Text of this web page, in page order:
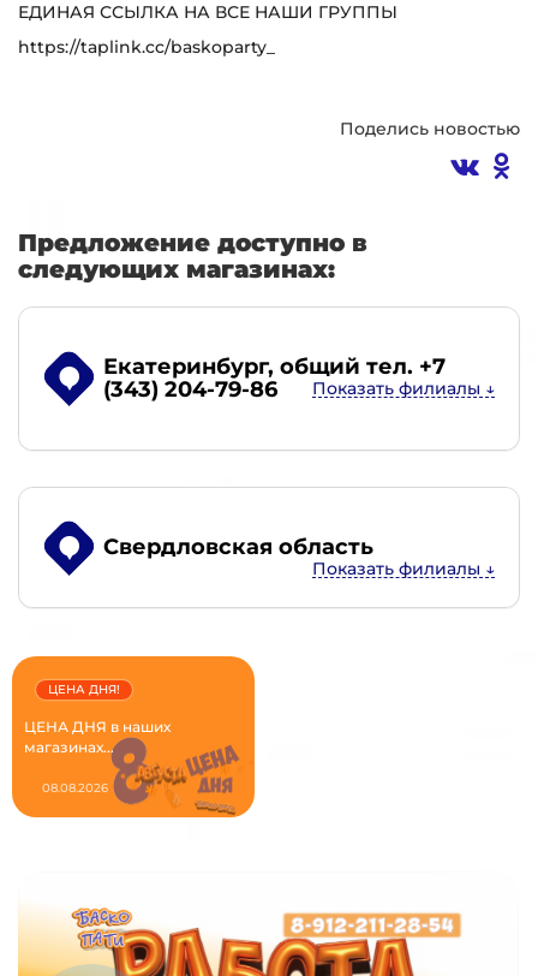
ЕДИНАЯ ССЫЛКА НА ВСЕ НАШИ ГРУППЫ
https://taplink.cc/baskoparty_
Поделись новостью
Предложение доступно в
следующих магазинах:
Екатеринбург, общий тел. +7
(343) 204-79-86
Свердловская область
ЦЕНА ДНЯ в наших
магазинах...
ЦЕНА ДНЯ!
08.08.2026